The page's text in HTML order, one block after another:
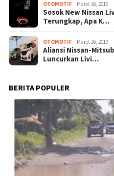
OTOMOTIF Maret 16, 2019
Sosok New Nissan
Terungkap, Apa K…
OTOMOTIF Maret 16, 2019
Aliansi Nissan-
Luncurkan Livi…
BERITA POPULER